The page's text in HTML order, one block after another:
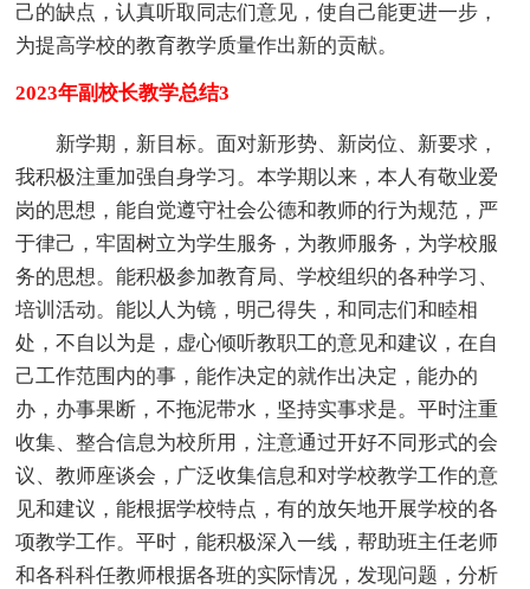
己的缺点，认真听取同志们意见，使自己能更进一步，
为提高学校的教育教学质量作出新的贡献。
2023年副校长教学总结3
新学期，新目标。面对新形势、新岗位、新要求，
我积极注重加强自身学习。本学期以来，本人有敬业爱
岗的思想，能自觉遵守社会公德和教师的行为规范，严
于律己，牢固树立为学生服务，为教师服务，为学校服
务的思想。能积极参加教育局、学校组织的各种学习、
培训活动。能以人为镜，明己得失，和同志们和睦相
处，不自以为是，虚心倾听教职工的意见和建议，在自
己工作范围内的事，能作决定的就作出决定，能办的
办，办事果断，不拖泥带水，坚持实事求是。平时注重
收集、整合信息为校所用，注意通过开好不同形式的会
议、教师座谈会，广泛收集信息和对学校教学工作的意
见和建议，能根据学校特点，有的放矢地开展学校的各
项教学工作。平时，能积极深入一线，帮助班主任老师
和各科科任教师根据各班的实际情况，发现问题，分析